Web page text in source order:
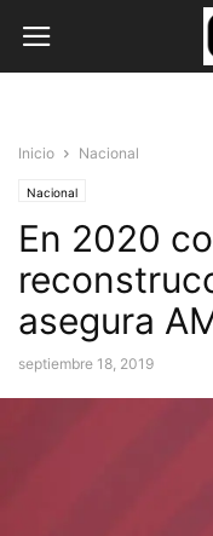
Inicio Nacional
Nacional
En 2020
asegura
septiembre 18, 2019